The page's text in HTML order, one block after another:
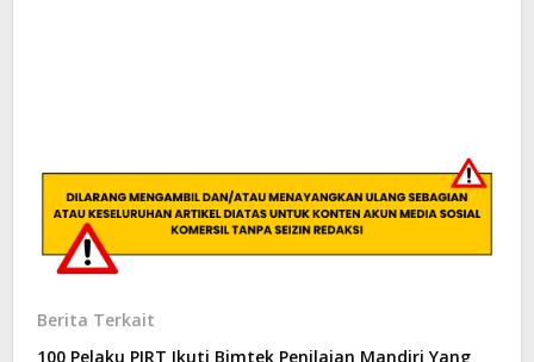
Berita Terkait
100 Pelaku PIRT Ikuti Bimtek Penilaian Mandiri Yang